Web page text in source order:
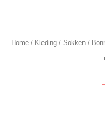
Home / Kleding / Sokken /